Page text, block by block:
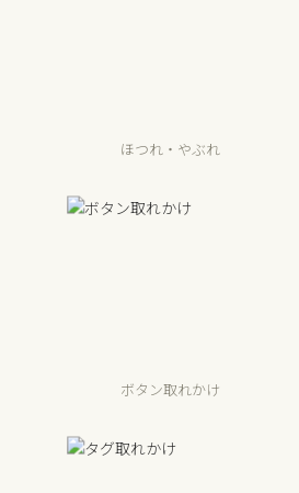
ほつれ・やぶれ
ボタン取れかけ